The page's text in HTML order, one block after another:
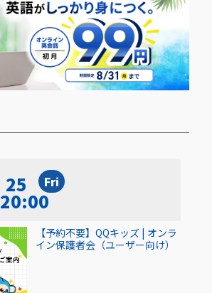
25 Fri
【予約不要】QQキッズ | オンラ
イン保護者会（ユーザー向け）